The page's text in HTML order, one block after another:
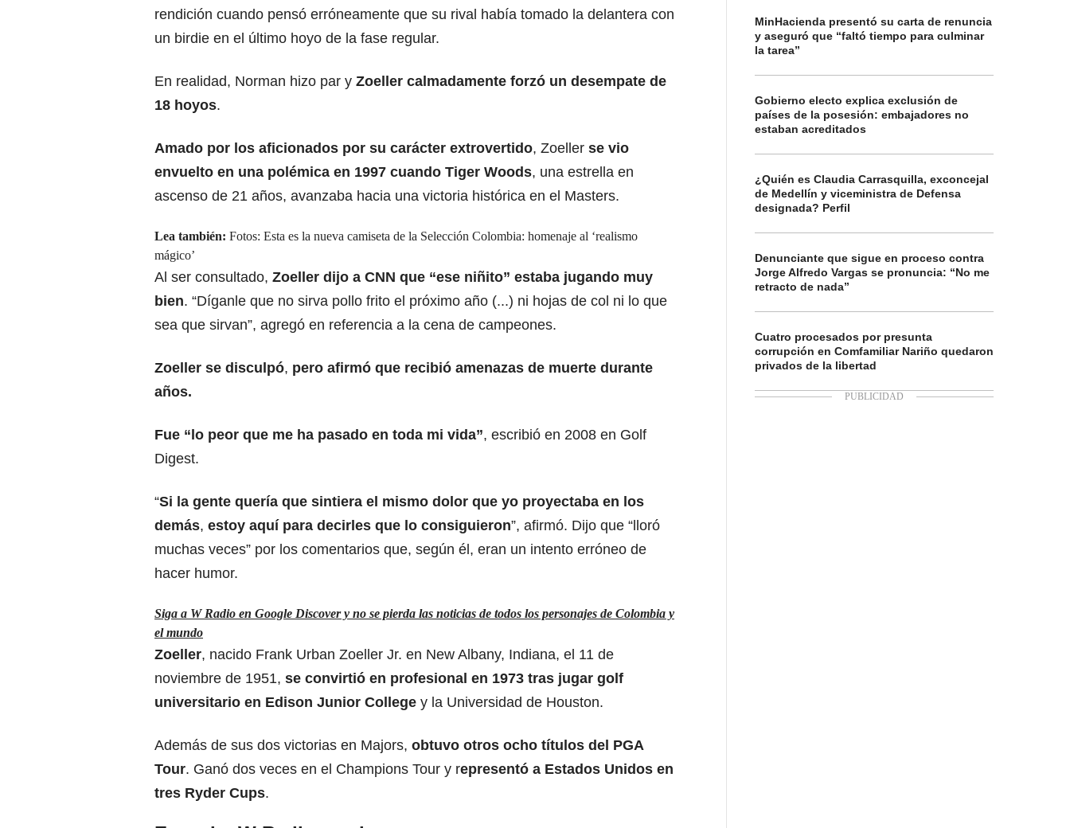
rendición cuando pensó erróneamente que su rival había tomado la delantera con
un birdie en el último hoyo de la fase regular.
En realidad, Norman hizo par y Zoeller calmadamente forzó un desempate de
18 hoyos.
Amado por los aficionados por su carácter extrovertido, Zoeller se vio
envuelto en una polémica en 1997 cuando Tiger Woods, una estrella en
ascenso de 21 años, avanzaba hacia una victoria histórica en el Masters.
Lea también: Fotos: Esta es la nueva camiseta de la Selección Colombia: homenaje al ‘realismo
mágico’
Al ser consultado, Zoeller dijo a CNN que “ese niñito” estaba jugando muy
bien. “Díganle que no sirva pollo frito el próximo año (...) ni hojas de col ni lo que
sea que sirvan”, agregó en referencia a la cena de campeones.
Zoeller se disculpó, pero afirmó que recibió amenazas de muerte durante
años.
Fue “lo peor que me ha pasado en toda mi vida”, escribió en 2008 en Golf
Digest.
“Si la gente quería que sintiera el mismo dolor que yo proyectaba en los
demás, estoy aquí para decirles que lo consiguieron”, afirmó. Dijo que “lloró
muchas veces” por los comentarios que, según él, eran un intento erróneo de
hacer humor.
Siga a W Radio en Google Discover y no se pierda las noticias de todos los personajes de Colombia y
el mundo
Zoeller, nacido Frank Urban Zoeller Jr. en New Albany, Indiana, el 11 de
noviembre de 1951, se convirtió en profesional en 1973 tras jugar golf
universitario en Edison Junior College y la Universidad de Houston.
Además de sus dos victorias en Majors, obtuvo otros ocho títulos del PGA
Tour. Ganó dos veces en el Champions Tour y representó a Estados Unidos en
tres Ryder Cups.
MinHacienda presentó su carta de renuncia
y aseguró que “faltó tiempo para culminar
la tarea”
Gobierno electo explica exclusión de
países de la posesión: embajadores no
estaban acreditados
¿Quién es Claudia Carrasquilla, exconcejal
de Medellín y viceministra de Defensa
designada? Perfil
Denunciante que sigue en proceso contra
Jorge Alfredo Vargas se pronuncia: “No me
retracto de nada”
Cuatro procesados por presunta
corrupción en Comfamiliar Nariño quedaron
privados de la libertad